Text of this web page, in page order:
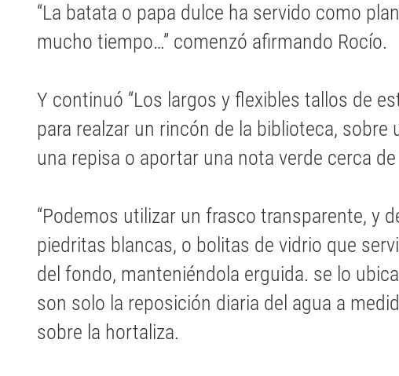
“La batata o papa dulce ha servido como
mucho tiempo…” comenzó afirmando Rocío.
Y continuó “Los largos y flexibles tallos de
para realzar un rincón de la biblioteca, sobre
una repisa o aportar una nota verde cerca de
“Podemos utilizar un frasco transparente, y
piedritas blancas, o bolitas de vidrio que
del fondo, manteniéndola erguida. se lo
son solo la reposición diaria del agua a
sobre la hortaliza.